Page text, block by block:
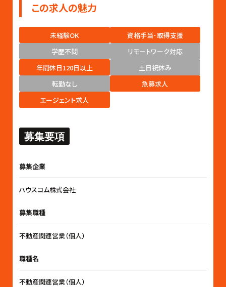
この求人の魅力
未経験OK
資格手当･取得支援
学歴不問
リモートワーク対応
年間休日120日以上
土日祝休み
転勤なし
急募求人
エージェント求人
募集要項
募集企業
ハウスコム株式会社
募集職種
不動産関連営業（個人）
職種名
不動産関連営業（個人）